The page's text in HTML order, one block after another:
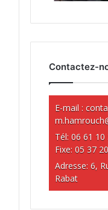
Contactez-
E-mail :
Tél: 06 61 10
Fixe: 05 37
Adresse: 6,
Rabat